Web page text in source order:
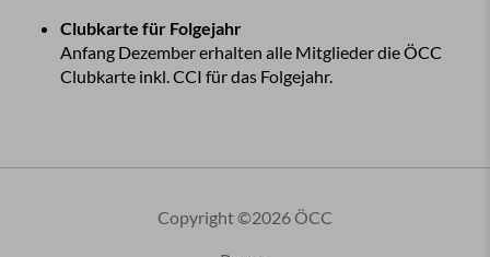
Clubkarte für Folgejahr
Anfang Dezember erhalten alle Mitglieder die ÖCC
Clubkarte inkl. CCI für das Folgejahr.
Copyright ©2026 ÖCC